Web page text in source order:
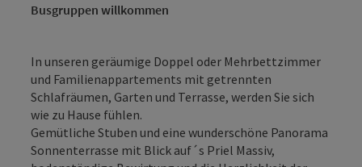
Busgruppen willkommen
In unseren geräumige Doppel oder Mehrbettzimmer
und Familienappartements mit getrennten
Schlafräumen, Garten und Terrasse, werden Sie sich
wie zu Hause fühlen.
Gemütliche Stuben und eine wunderschöne Panorama
Sonnenterrasse mit Blick auf´s Priel Massiv,